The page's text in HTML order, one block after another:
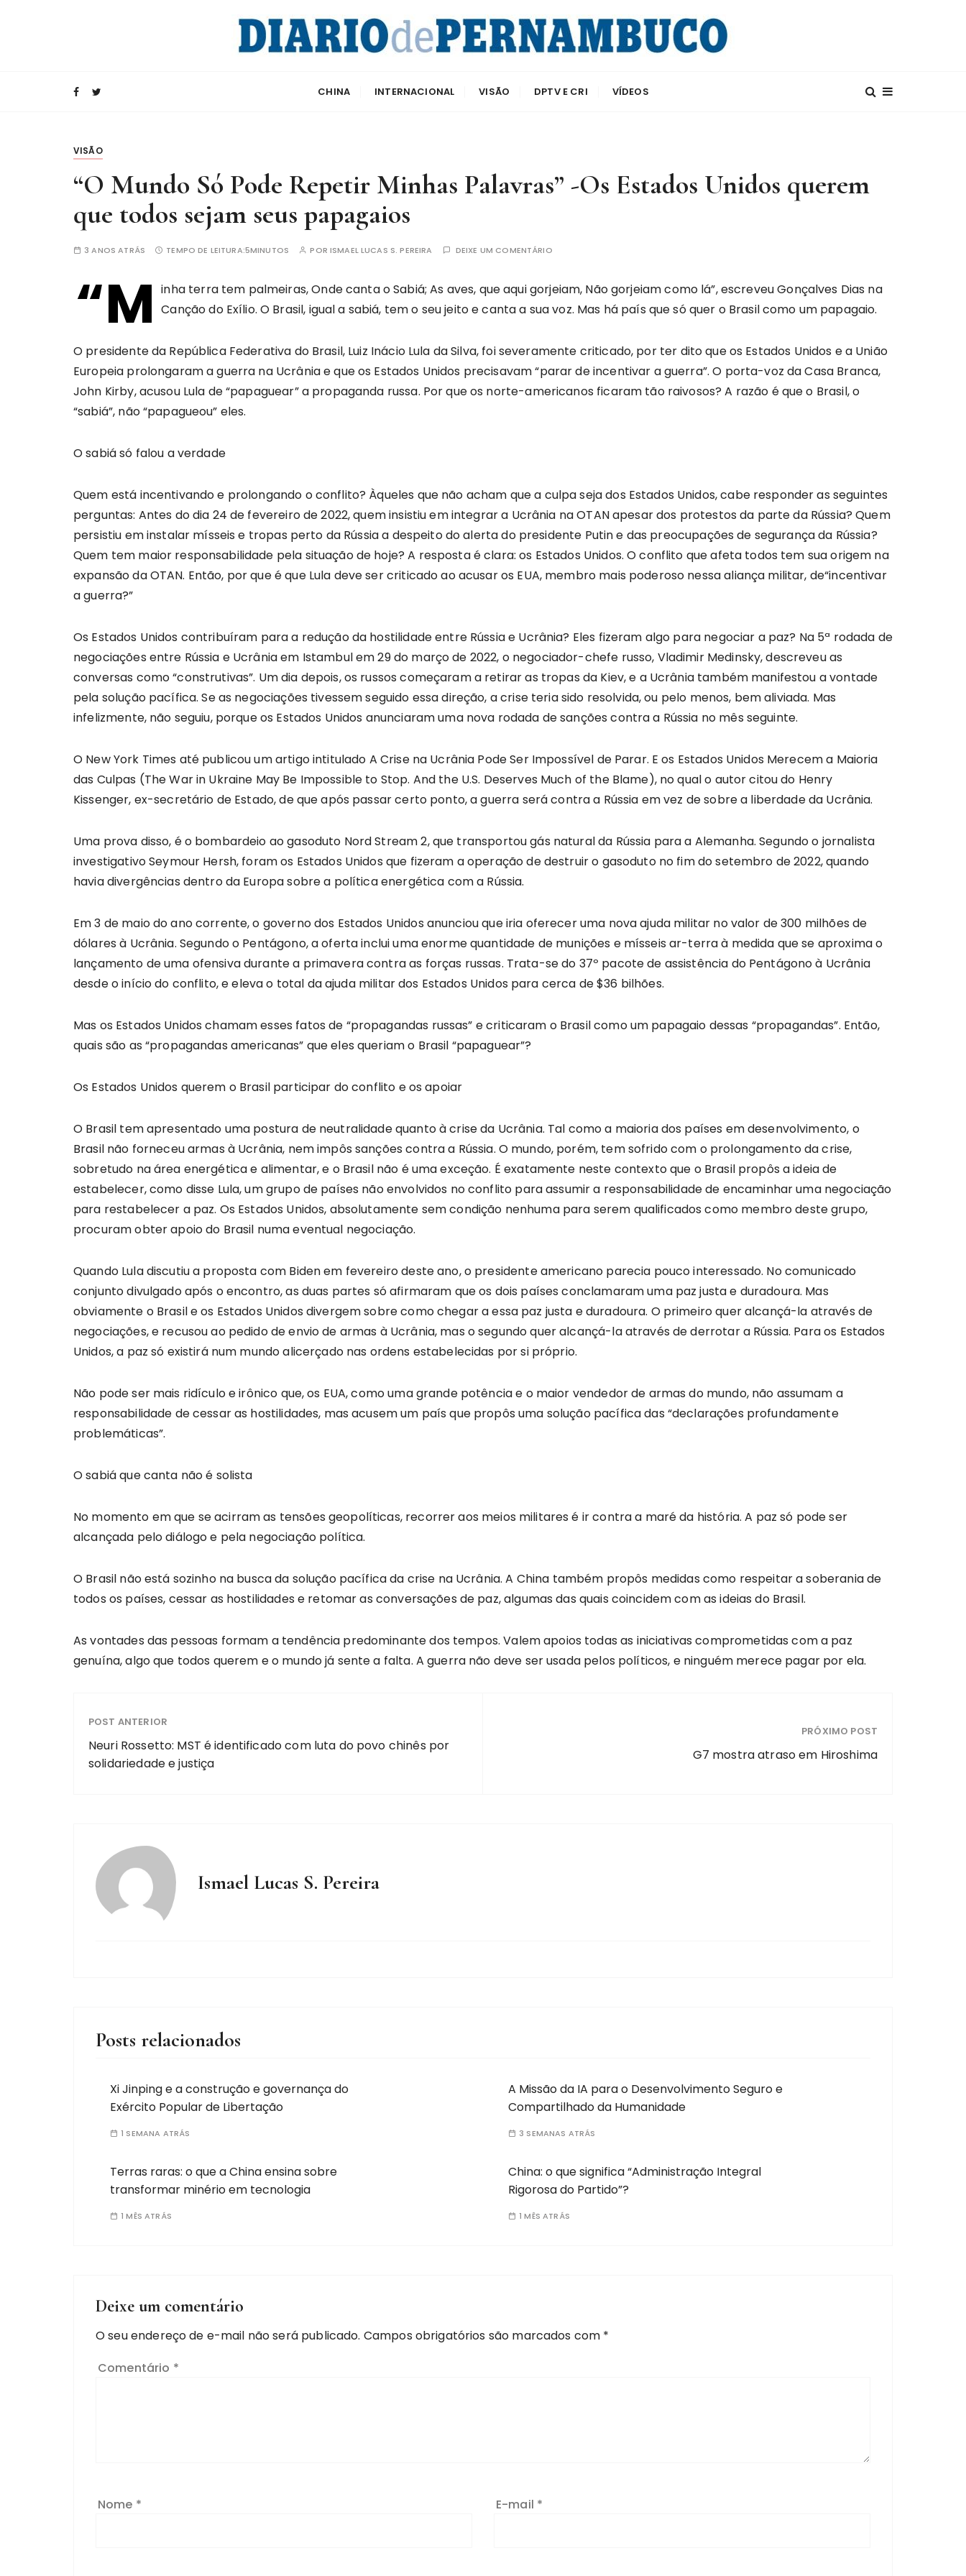
CRI e Diario de Pernambuco
CHINA INTERNACIONAL VISÃO DPTV E CRI VÍDEOS
VISÃO
“O Mundo Só Pode Repetir Minhas Palavras” -Os Estados Unidos querem
que todos sejam seus papagaios
3 ANOS ATRÁS TEMPO DE LEITURA:5MINUTOS POR ISMAEL LUCAS S. PEREIRA DEIXE UM COMENTÁRIO
“M inha terra tem palmeiras, Onde canta o Sabiá; As aves, que aqui gorjeiam, Não gorjeiam como lá”, escreveu Gonçalves Dias na
Canção do Exílio. O Brasil, igual a sabiá, tem o seu jeito e canta a sua voz. Mas há país que só quer o Brasil como um papagaio.
O presidente da República Federativa do Brasil, Luiz Inácio Lula da Silva, foi severamente criticado, por ter dito que os Estados Unidos e a União
Europeia prolongaram a guerra na Ucrânia e que os Estados Unidos precisavam “parar de incentivar a guerra”. O porta-voz da Casa Branca,
John Kirby, acusou Lula de “papaguear” a propaganda russa. Por que os norte-americanos ficaram tão raivosos? A razão é que o Brasil, o
“sabiá”, não “papagueou” eles.
O sabiá só falou a verdade
Quem está incentivando e prolongando o conflito? Àqueles que não acham que a culpa seja dos Estados Unidos, cabe responder as seguintes
perguntas: Antes do dia 24 de fevereiro de 2022, quem insistiu em integrar a Ucrânia na OTAN apesar dos protestos da parte da Rússia? Quem
persistiu em instalar mísseis e tropas perto da Rússia a despeito do alerta do presidente Putin e das preocupações de segurança da Rússia?
Quem tem maior responsabilidade pela situação de hoje? A resposta é clara: os Estados Unidos. O conflito que afeta todos tem sua origem na
expansão da OTAN. Então, por que é que Lula deve ser criticado ao acusar os EUA, membro mais poderoso nessa aliança militar, de“incentivar
a guerra?”
Os Estados Unidos contribuíram para a redução da hostilidade entre Rússia e Ucrânia? Eles fizeram algo para negociar a paz? Na 5ª rodada de
negociações entre Rússia e Ucrânia em Istambul em 29 do março de 2022, o negociador-chefe russo, Vladimir Medinsky, descreveu as
conversas como “construtivas”. Um dia depois, os russos começaram a retirar as tropas da Kiev, e a Ucrânia também manifestou a vontade
pela solução pacífica. Se as negociações tivessem seguido essa direção, a crise teria sido resolvida, ou pelo menos, bem aliviada. Mas
infelizmente, não seguiu, porque os Estados Unidos anunciaram uma nova rodada de sanções contra a Rússia no mês seguinte.
O New York Times até publicou um artigo intitulado A Crise na Ucrânia Pode Ser Impossível de Parar. E os Estados Unidos Merecem a Maioria
das Culpas (The War in Ukraine May Be Impossible to Stop. And the U.S. Deserves Much of the Blame), no qual o autor citou do Henry
Kissenger, ex-secretário de Estado, de que após passar certo ponto, a guerra será contra a Rússia em vez de sobre a liberdade da Ucrânia.
Uma prova disso, é o bombardeio ao gasoduto Nord Stream 2, que transportou gás natural da Rússia para a Alemanha. Segundo o jornalista
investigativo Seymour Hersh, foram os Estados Unidos que fizeram a operação de destruir o gasoduto no fim do setembro de 2022, quando
havia divergências dentro da Europa sobre a política energética com a Rússia.
Em 3 de maio do ano corrente, o governo dos Estados Unidos anunciou que iria oferecer uma nova ajuda militar no valor de 300 milhões de
dólares à Ucrânia. Segundo o Pentágono, a oferta inclui uma enorme quantidade de munições e mísseis ar-terra à medida que se aproxima o
lançamento de uma ofensiva durante a primavera contra as forças russas. Trata-se do 37º pacote de assistência do Pentágono à Ucrânia
desde o início do conflito, e eleva o total da ajuda militar dos Estados Unidos para cerca de $36 bilhões.
Mas os Estados Unidos chamam esses fatos de “propagandas russas” e criticaram o Brasil como um papagaio dessas “propagandas”. Então,
quais são as “propagandas americanas” que eles queriam o Brasil “papaguear”?
Os Estados Unidos querem o Brasil participar do conflito e os apoiar
O Brasil tem apresentado uma postura de neutralidade quanto à crise da Ucrânia. Tal como a maioria dos países em desenvolvimento, o
Brasil não forneceu armas à Ucrânia, nem impôs sanções contra a Rússia. O mundo, porém, tem sofrido com o prolongamento da crise,
sobretudo na área energética e alimentar, e o Brasil não é uma exceção. É exatamente neste contexto que o Brasil propôs a ideia de
estabelecer, como disse Lula, um grupo de países não envolvidos no conflito para assumir a responsabilidade de encaminhar uma negociação
para restabelecer a paz. Os Estados Unidos, absolutamente sem condição nenhuma para serem qualificados como membro deste grupo,
procuram obter apoio do Brasil numa eventual negociação.
Quando Lula discutiu a proposta com Biden em fevereiro deste ano, o presidente americano parecia pouco interessado. No comunicado
conjunto divulgado após o encontro, as duas partes só afirmaram que os dois países conclamaram uma paz justa e duradoura. Mas
obviamente o Brasil e os Estados Unidos divergem sobre como chegar a essa paz justa e duradoura. O primeiro quer alcançá-la através de
negociações, e recusou ao pedido de envio de armas à Ucrânia, mas o segundo quer alcançá-la através de derrotar a Rússia. Para os Estados
Unidos, a paz só existirá num mundo alicerçado nas ordens estabelecidas por si próprio.
Não pode ser mais ridículo e irônico que, os EUA, como uma grande potência e o maior vendedor de armas do mundo, não assumam a
responsabilidade de cessar as hostilidades, mas acusem um país que propôs uma solução pacífica das “declarações profundamente
problemáticas”.
O sabiá que canta não é solista
No momento em que se acirram as tensões geopolíticas, recorrer aos meios militares é ir contra a maré da história. A paz só pode ser
alcançada pelo diálogo e pela negociação política.
O Brasil não está sozinho na busca da solução pacífica da crise na Ucrânia. A China também propôs medidas como respeitar a soberania de
todos os países, cessar as hostilidades e retomar as conversações de paz, algumas das quais coincidem com as ideias do Brasil.
As vontades das pessoas formam a tendência predominante dos tempos. Valem apoios todas as iniciativas comprometidas com a paz
genuína, algo que todos querem e o mundo já sente a falta. A guerra não deve ser usada pelos políticos, e ninguém merece pagar por ela.
POST ANTERIOR
Neuri Rossetto: MST é identificado com luta do povo chinês por
solidariedade e justiça
PRÓXIMO POST
G7 mostra atraso em Hiroshima
Ismael Lucas S. Pereira
Posts relacionados
Xi Jinping e a construção e governança do
Exército Popular de Libertação
1 SEMANA ATRÁS
A Missão da IA para o Desenvolvimento Seguro e
Compartilhado da Humanidade
3 SEMANAS ATRÁS
Terras raras: o que a China ensina sobre
transformar minério em tecnologia
1 MÊS ATRÁS
China: o que significa “Administração Integral
Rigorosa do Partido”?
1 MÊS ATRÁS
Deixe um comentário
O seu endereço de e-mail não será publicado. Campos obrigatórios são marcados com *
Comentário *
Nome * E-mail *